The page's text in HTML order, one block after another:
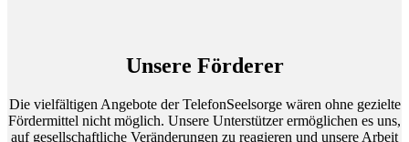
Unsere Förderer
Die vielfältigen Angebote der TelefonSeelsorge wären ohne gezielte
Fördermittel nicht möglich. Unsere Unterstützer ermöglichen es uns,
auf gesellschaftliche Veränderungen zu reagieren und unsere Arbeit